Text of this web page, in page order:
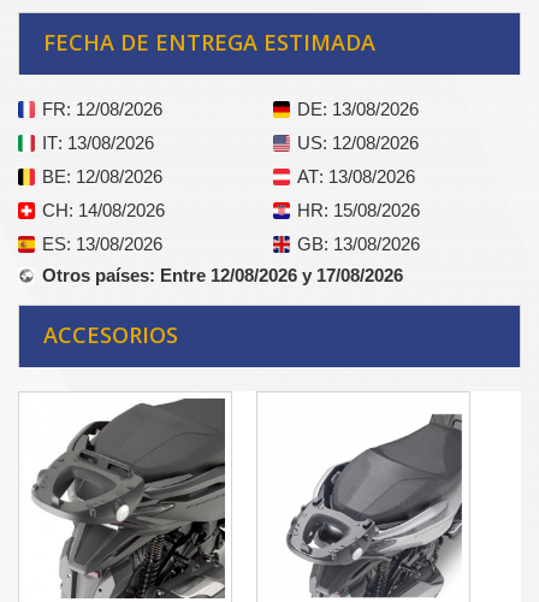
FECHA DE ENTREGA ESTIMADA
FR: 12/08/2026 DE: 13/08/2026
IT: 13/08/2026 US: 12/08/2026
BE: 12/08/2026 AT: 13/08/2026
CH: 14/08/2026 HR: 15/08/2026
ES: 13/08/2026 GB: 13/08/2026
Otros países: Entre 12/08/2026 y 17/08/2026
ACCESORIOS